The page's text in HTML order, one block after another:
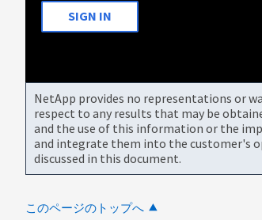
SIGN IN
NetApp provides no representations or
respect to any results that may be
and the use of this information or the
and integrate them into the customer's
discussed in this document.
このページのトップへ